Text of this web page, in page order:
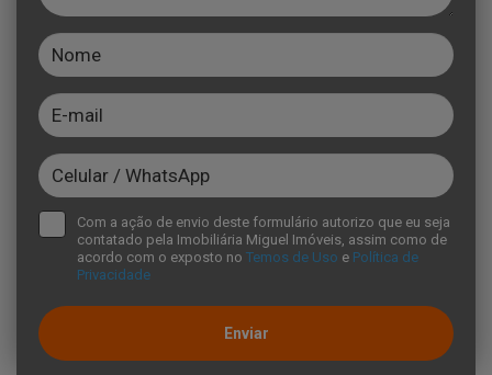
Com a ação de envio deste formulário autorizo que eu seja
contatado pela Imobiliária Miguel Imóveis, assim como de
acordo com o exposto no Temos de Uso e Política de
Privacidade
Enviar